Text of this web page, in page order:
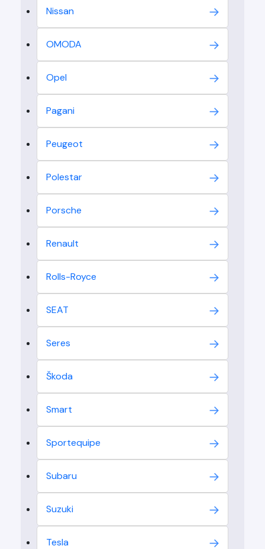
Nissan
OMODA
Opel
Pagani
Peugeot
Polestar
Porsche
Renault
Rolls-Royce
SEAT
Seres
Škoda
Smart
Sportequipe
Subaru
Suzuki
Tesla